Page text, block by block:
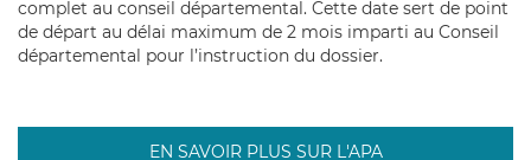
complet au conseil départemental. Cette date sert de point
de départ au délai maximum de 2 mois imparti au Conseil
départemental pour l’instruction du dossier.
EN SAVOIR PLUS SUR L'APA